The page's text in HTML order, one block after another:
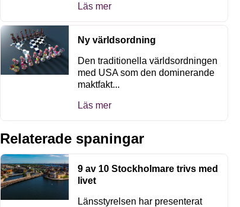
Läs mer
Ny världsordning
Den traditionella världsordningen
med USA som den dominerande
maktfakt...
Läs mer
Relaterade spaningar
9 av 10 Stockholmare trivs med
livet
Länsstyrelsen har presenterat